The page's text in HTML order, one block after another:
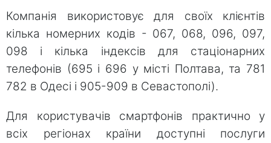
Компанія використовує для своїх клієнтів
кілька номерних кодів - 067, 068, 096, 097,
098 і кілька індексів для стаціонарних
телефонів (695 і 696 у місті Полтава, та 781
782 в Одесі і 905-909 в Севастополі).
Для користувачів смартфонів практично у
всіх регіонах країни доступні послуги